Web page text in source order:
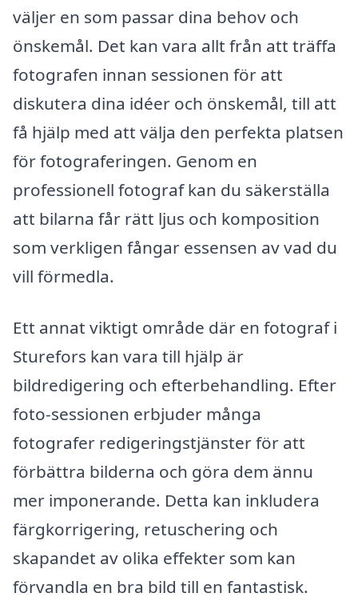
väljer en som passar dina behov och
önskemål. Det kan vara allt från att träffa
fotografen innan sessionen för att
diskutera dina idéer och önskemål, till att
få hjälp med att välja den perfekta platsen
för fotograferingen. Genom en
professionell fotograf kan du säkerställa
att bilarna får rätt ljus och komposition
som verkligen fångar essensen av vad du
vill förmedla.
Ett annat viktigt område där en fotograf i
Sturefors kan vara till hjälp är
bildredigering och efterbehandling. Efter
foto-sessionen erbjuder många
fotografer redigeringstjänster för att
förbättra bilderna och göra dem ännu
mer imponerande. Detta kan inkludera
färgkorrigering, retuschering och
skapandet av olika effekter som kan
förvandla en bra bild till en fantastisk.